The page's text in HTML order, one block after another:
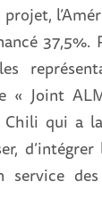
projet,
« Joint
qui a
d’intégrer
des